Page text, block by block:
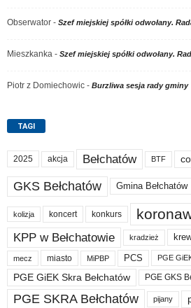
Obserwator - Szef miejskiej spółki odwołany.
Mieszkanka - Szef miejskiej spółki odwołany.
Piotr z Domiechowic - Burzliwa sesja rady gminy
TAGI
2025 akcja Bełchatów BTF
GKS Bełchatów Gmina Bełchatów
kolizja koncert konkurs
KPP w Bełchatowie kradzież
mecz miasto MiPBP PCS PGE
PGE GiEK Skra Bełchatów PGE GKS
PGE SKRA Bełchatów pijany